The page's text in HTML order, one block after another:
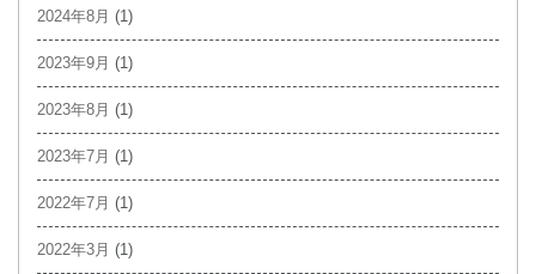
2024年8月 (1)
2023年9月 (1)
2023年8月 (1)
2023年7月 (1)
2022年7月 (1)
2022年3月 (1)